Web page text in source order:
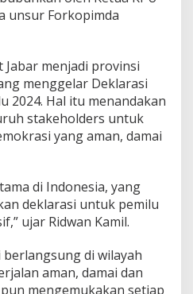
unsur Forkopimda
Jabar menjadi provinsi
menggelar Deklarasi
2024. Hal itu menandakan
stakeholders untuk
yang aman, damai
di Indonesia, yang
deklarasi untuk pemilu
ujar Ridwan Kamil.
di wilayah
aman, damai dan
mengemukakan setiap